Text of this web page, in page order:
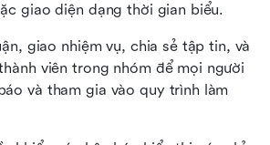
giao diện dạng thời gian biểu.
giao nhiệm vụ, chia sẻ tập tin, và
viên trong nhóm để mọi người
và tham gia vào quy trình làm